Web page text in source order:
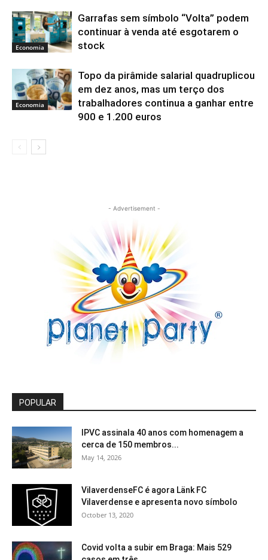
Economia
Garrafas sem símbolo “Volta” podem
continuar à venda até esgotarem o
stock
Economia
Topo da pirâmide salarial quadruplicou
em dez anos, mas um terço dos
trabalhadores continua a ganhar entre
900 e 1.200 euros
- Advertisement -
POPULAR
IPVC assinala 40 anos com homenagem a
cerca de 150 membros...
May 14, 2026
VilaverdenseFC é agora Länk FC
Vilaverdense e apresenta novo símbolo
October 13, 2020
Covid volta a subir em Braga: Mais 529